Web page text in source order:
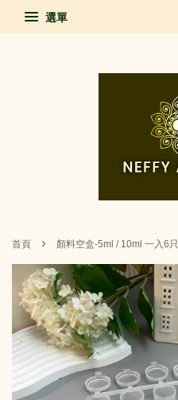
選單
首頁 › 顏料空盒-5ml / 10ml 一入6只